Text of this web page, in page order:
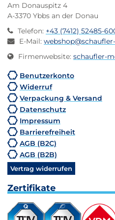
Am Donauspitz 4
A-3370 Ybbs an der Donau
Telefon: +43 (7412) 52485-
E-Mail:
Firmenwebsite: schaufler-
Benutzerkonto
Widerruf
Verpackung & Versand
Datenschutz
Impressum
Barrierefreiheit
AGB (B2C)
AGB (B2B)
Vertrag widerrufen
Zertifikate